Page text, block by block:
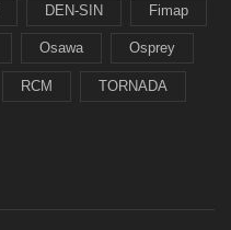
DEN-SIN Fimap
Osawa Osprey
RCM TORNADA